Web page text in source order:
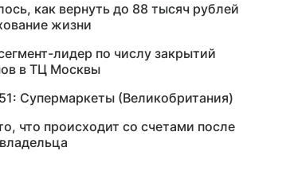
как вернуть до 88 тысяч рублей
жизни
лидер по числу закрытий
в ТЦ Москвы
Супермаркеты (Великобритания)
что происходит со счетами после